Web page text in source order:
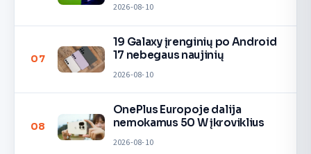
2026-08-10
07
19 Galaxy įrenginių po Android
17 nebegaus naujinių
2026-08-10
08
OnePlus Europoje dalija
nemokamus 50 W įkroviklius
2026-08-10